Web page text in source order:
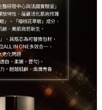
別帳號之用戶狀況，依本公司即
之情形，本公司將視審查結果
用額度並採取法律行動。